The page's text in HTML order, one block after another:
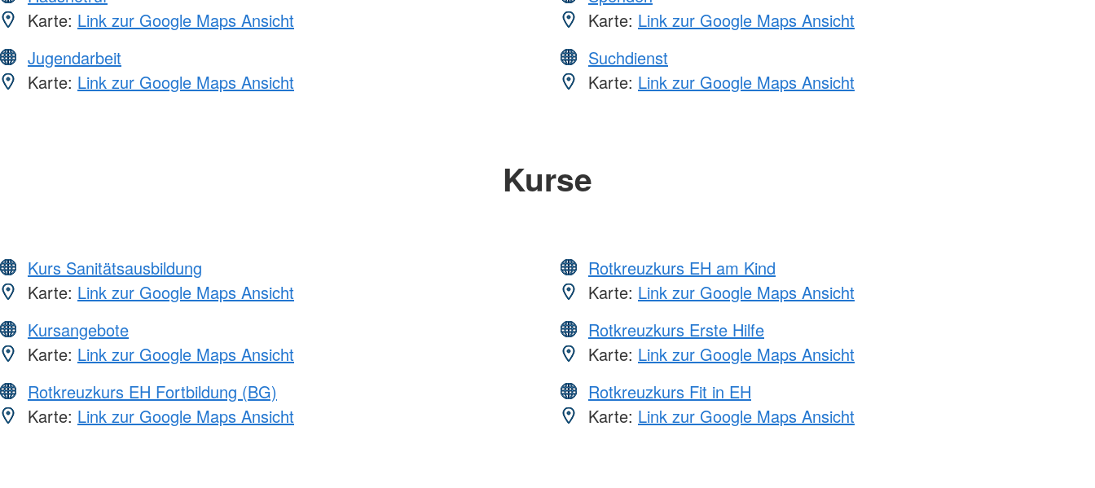
Karte: Link zur Google Maps Ansicht
Jugendarbeit
Karte: Link zur Google Maps Ansicht
Karte: Link zur Google Maps Ansicht
Suchdienst
Karte: Link zur Google Maps Ansicht
Kurse
Kurs Sanitätsausbildung
Karte: Link zur Google Maps Ansicht
Kursangebote
Karte: Link zur Google Maps Ansicht
Rotkreuzkurs EH Fortbildung (BG)
Karte: Link zur Google Maps Ansicht
Rotkreuzkurs EH am Kind
Karte: Link zur Google Maps Ansicht
Rotkreuzkurs Erste Hilfe
Karte: Link zur Google Maps Ansicht
Rotkreuzkurs Fit in EH
Karte: Link zur Google Maps Ansicht